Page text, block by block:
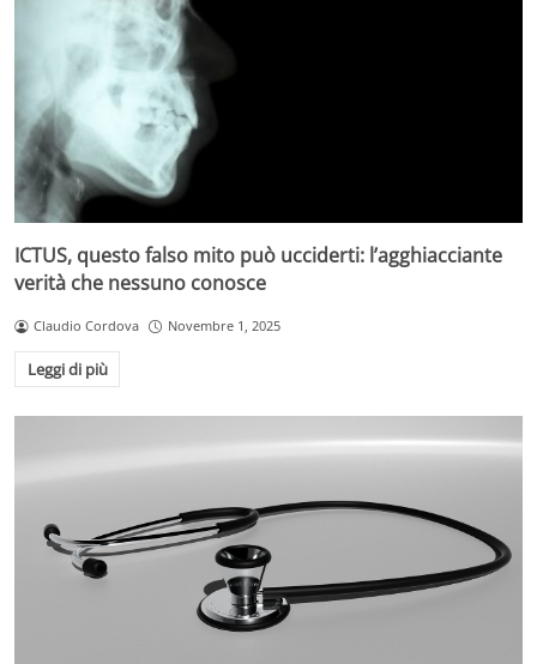
ICTUS, questo falso mito può ucciderti: l’agghiacciante
verità che nessuno conosce
Claudio Cordova Novembre 1, 2025
Leggi di più